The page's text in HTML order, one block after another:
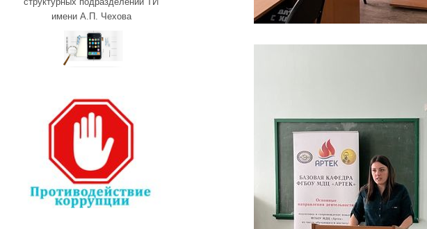
имени А.П. Чехова